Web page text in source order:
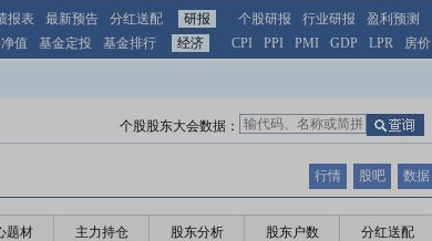
报表 最新预告 分红送配 研报 个股研报 行业研报
盈利预测
值 基金定投 基金排行 经济 CPI PPI PMI GDP LPR 房价
个股股东大会数据：
行情 股吧 数据
题材 主力持仓 股东分析 股东户数 分红送配